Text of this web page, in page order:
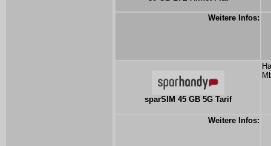
Weitere Infos:
sparSIM 45 GB 5G Tarif
Weitere Infos: